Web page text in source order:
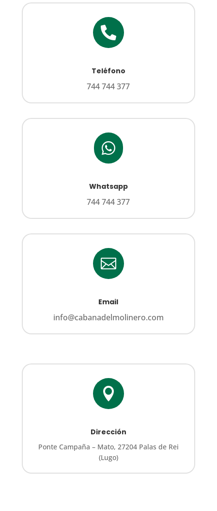

Teléfono
744 744 377

Whatsapp
744 744 377

Email
info@cabanadelmolinero.com

Dirección
Ponte Campaña – Mato, 27204 Palas de Rei
(Lugo)